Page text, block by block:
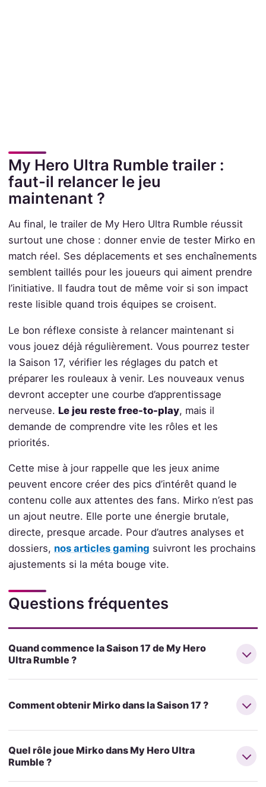
My Hero Ultra Rumble trailer :
faut-il relancer le jeu
maintenant ?
Au final, le trailer de My Hero Ultra Rumble réussit
surtout une chose : donner envie de tester Mirko en
match réel. Ses déplacements et ses enchaînements
semblent taillés pour les joueurs qui aiment prendre
l’initiative. Il faudra tout de même voir si son impact
reste lisible quand trois équipes se croisent.
Le bon réflexe consiste à relancer maintenant si
vous jouez déjà régulièrement. Vous pourrez tester
la Saison 17, vérifier les réglages du patch et
préparer les rouleaux à venir. Les nouveaux venus
devront accepter une courbe d’apprentissage
nerveuse. Le jeu reste free-to-play, mais il
demande de comprendre vite les rôles et les
priorités.
Cette mise à jour rappelle que les jeux anime
peuvent encore créer des pics d’intérêt quand le
contenu colle aux attentes des fans. Mirko n’est pas
un ajout neutre. Elle porte une énergie brutale,
directe, presque arcade. Pour d’autres analyses et
dossiers, nos articles gaming suivront les prochains
ajustements si la méta bouge vite.
Questions fréquentes
Quand commence la Saison 17 de My Hero
Ultra Rumble ?
Comment obtenir Mirko dans la Saison 17 ?
Quel rôle joue Mirko dans My Hero Ultra
Rumble ?